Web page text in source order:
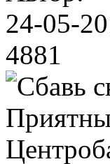
24-05-
4881